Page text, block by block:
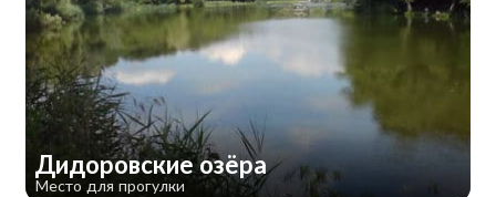
Дидоровские озёра
Место для прогулки